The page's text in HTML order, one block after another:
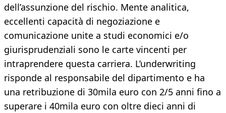
dell’assunzione del rischio. Mente analitica,
eccellenti capacità di negoziazione e
comunicazione unite a studi economici e/o
giurisprudenziali sono le carte vincenti per
intraprendere questa carriera. L’underwriting
risponde al responsabile del dipartimento e ha
una retribuzione di 30mila euro con 2/5 anni fino a
superare i 40mila euro con oltre dieci anni di